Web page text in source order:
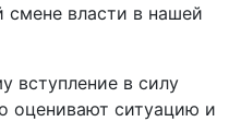
смене власти в нашей
вступление в силу
оценивают ситуацию и